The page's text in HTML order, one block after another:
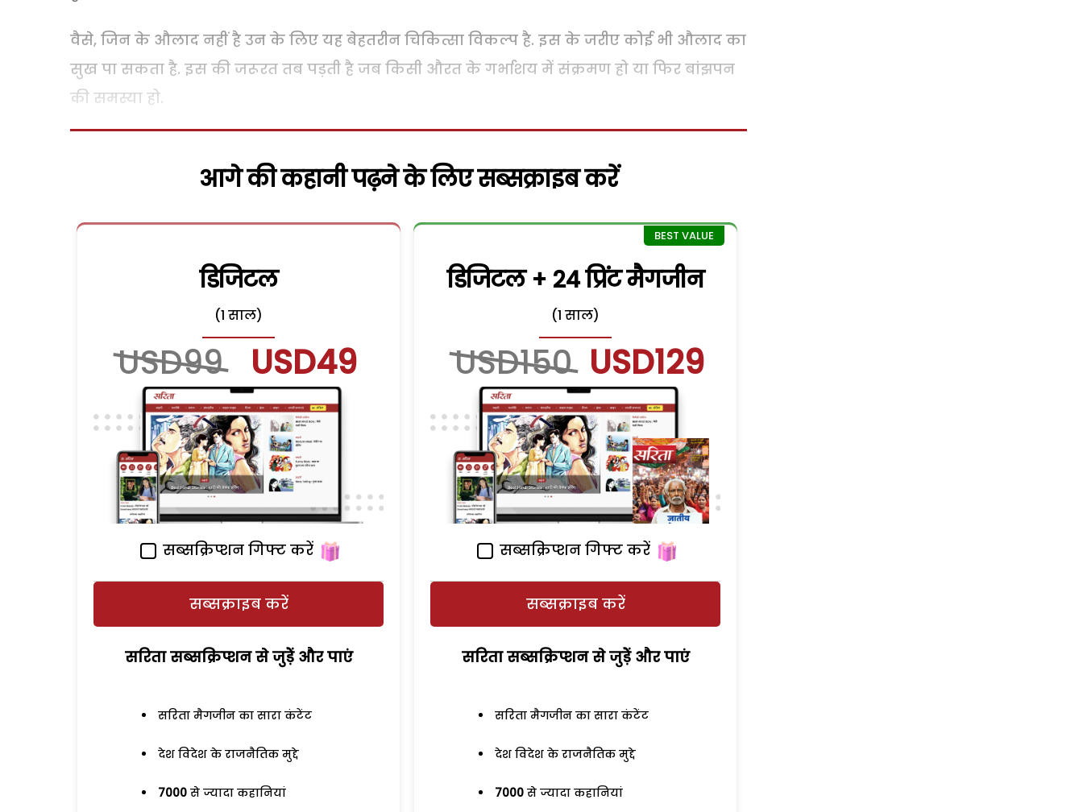
वैसे, जिन के औलाद नहीं है उन के लिए यह बेहतरीन चिकित्सा विकल्प है. इस के जरीए कोई भी औलाद का
सुख पा सकता है. इस की जरूरत तब पड़ती है जब किसी औरत के गर्भाशय में संक्रमण हो या फिर बांझपन
की समस्या हो.
आगे की कहानी पढ़ने के लिए सब्सक्राइब करें
डिजिटल
(1 साल)
USD99 USD49
सब्सक्रिप्शन गिफ्ट करें
सब्सक्राइब करें
सरिता सब्सक्रिप्शन से जुड़ेें और पाएं
सरिता मैगजीन का सारा कंटेंट
देश विदेश के राजनैतिक मुद्दे
7000 से ज्यादा कहानियां
डिजिटल + 24 प्रिंट मैगजीन
(1 साल)
USD150 USD129
सब्सक्रिप्शन गिफ्ट करें
सब्सक्राइब करें
सरिता सब्सक्रिप्शन से जुड़ेें और पाएं
सरिता मैगजीन का सारा कंटेंट
देश विदेश के राजनैतिक मुद्दे
7000 से ज्यादा कहानियां